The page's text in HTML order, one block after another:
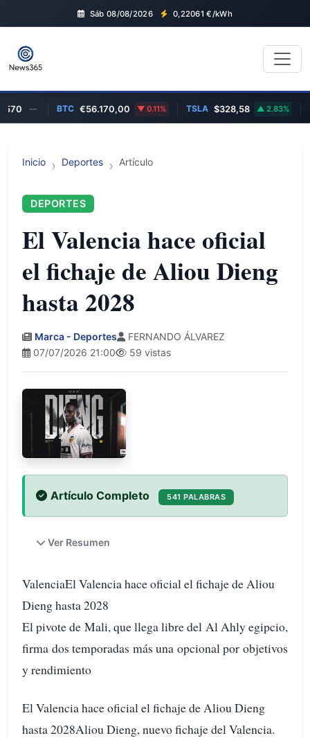
Sáb 08/08/2026 0,22061 €/kWh
— BTC €56.170,00 0.11% TSLA $328,58 2.83%
Inicio Deportes Artículo
DEPORTES
El Valencia hace oficial
el fichaje de Aliou Dieng
hasta 2028
Marca - Deportes
FERNANDO ÁLVAREZ
07/07/2026 21:00
59 vistas
Artículo Completo 541 PALABRAS
Ver Resumen
ValenciaEl Valencia hace oficial el fichaje de Aliou
Dieng hasta 2028
El pivote de Mali, que llega libre del Al Ahly egipcio,
firma dos temporadas más una opcional por objetivos
y rendimiento
El Valencia hace oficial el fichaje de Aliou Dieng
hasta 2028Aliou Dieng, nuevo fichaje del Valencia.